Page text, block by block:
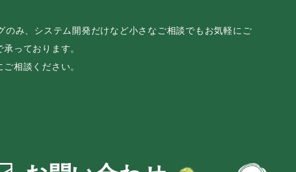
み、システム開発だけなど小さなご相談でもお気軽にご
っております。
相談ください。